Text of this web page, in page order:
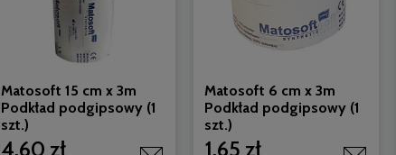
Matosoft 15 cm x 3m
Podkład podgipsowy (1
szt.)
4,60 zł
Matosoft 6 cm x 3m
Podkład podgipsowy (1
szt.)
1,65 zł